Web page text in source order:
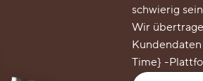
schwierig
Wir
Time} -